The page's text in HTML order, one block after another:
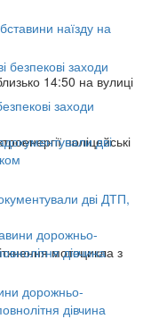
наїзду на
14:50 на вулиці
заходи
поліцейські
дві ДТП,
мотоцикла з
дорожньо-
дівчина